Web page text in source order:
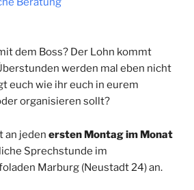
dem Boss? Der Lohn kommt
werden mal eben nicht
euch wie ihr euch in eurem
organisieren sollt?
an jeden ersten Montag im Monat
Sprechstunde im
Marburg (Neustadt 24) an.